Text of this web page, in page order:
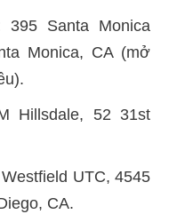
Santa Monica
Monica, CA (mở
Hillsdale, 52 31st
UTC, 4545
CA.